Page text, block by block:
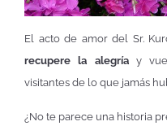
El acto de amor del Sr.
recupere la alegríay
visitantes de lo que jamás
¿No te parece una historia